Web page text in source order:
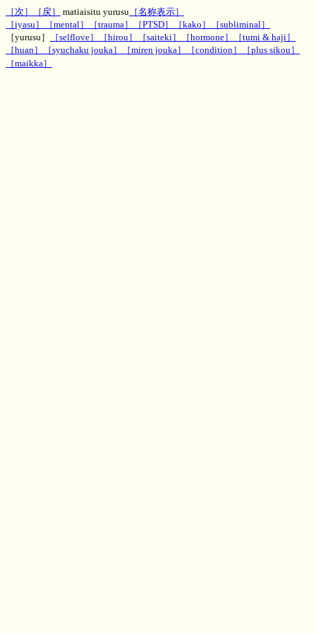
［次］ ［戻］ matiaisitu yurusu ［名称表示］
［iyasu］
［mental］ ［trauma］ ［PTSD］ ［kako］
［subliminal］
［yurusu］
［selflove］ ［hirou］ ［saiteki］ ［hormone］
［tumi & haji］
［huan］
［syuchaku jouka］ ［miren jouka］ ［condition］
［plus sikou］
［maikka］